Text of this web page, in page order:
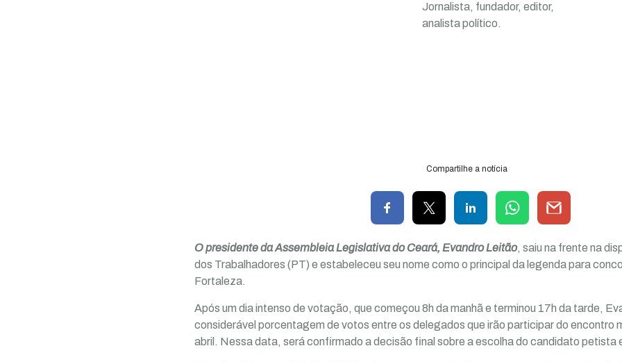
Jornalista, fundador, editor,
analista político.
Compartilhe a notícia
O presidente da Assembleia Legislativa do Ceará, Evandro Leitão, saiu na frente na
dos Trabalhadores (PT) e estabeleceu seu nome como o principal da legenda para
Fortaleza.
Após um dia intenso de votação, que começou 8h da manhã e terminou 17h da tarde,
considerável porcentagem de votos entre os delegados que irão participar do encontro
abril. Nessa data, será confirmado a decisão final sobre a escolha do candidato petista